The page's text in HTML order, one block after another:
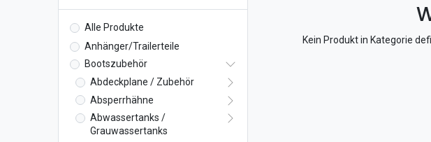
Alle Produkte
Anhänger/Trailerteile
Bootszubehör
Abdeckplane / Zubehör
Absperrhähne
Abwassertanks /
Grauwassertanks
Kein Produkt in Kategorie